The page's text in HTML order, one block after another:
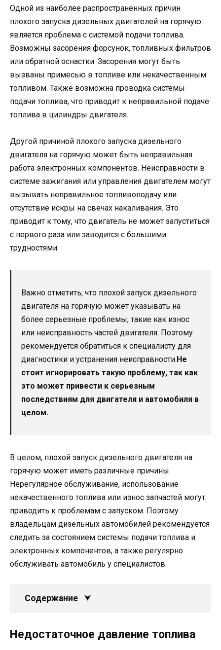
Одной из наиболее распространенных причин
плохого запуска дизельных двигателей на горячую
является проблема с системой подачи топлива.
Возможны засорения форсунок, топливных фильтров
или обратной оснастки. Засорения могут быть
вызваны примесью в топливе или некачественным
топливом. Также возможна проводка системы
подачи топлива, что приводит к неправильной подаче
топлива в цилиндры двигателя.
Другой причиной плохого запуска дизельного
двигателя на горячую может быть неправильная
работа электронных компонентов. Неисправности в
системе зажигания или управления двигателем могут
вызывать неправильное топливоподачу или
отсутствие искры на свечах накаливания. Это
приводит к тому, что двигатель не может запуститься
с первого раза или заводится с большими
трудностями.
Важно отметить, что плохой запуск дизельного
двигателя на горячую может указывать на
более серьезные проблемы, такие как износ
или неисправность частей двигателя. Поэтому
рекомендуется обратиться к специалисту для
диагностики и устранения неисправности.Не
стоит игнорировать такую проблему, так как
это может привести к серьезным
последствиям для двигателя и автомобиля в
целом.
В целом, плохой запуск дизельного двигателя на
горячую может иметь различные причины.
Нерегулярное обслуживание, использование
некачественного топлива или износ запчастей могут
приводить к проблемам с запуском. Поэтому
владельцам дизельных автомобилей рекомендуется
следить за состоянием системы подачи топлива и
электронных компонентов, а также регулярно
обслуживать автомобиль у специалистов.
Содержание
Недостаточное давление топлива